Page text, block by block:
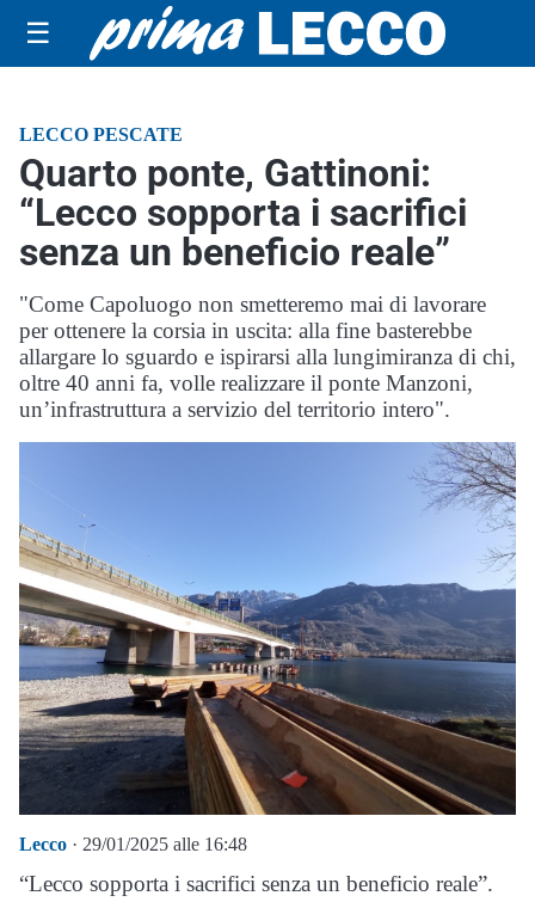
☰
LECCO PESCATE
Quarto ponte, Gattinoni:
“Lecco sopporta i sacrifici
senza un beneficio reale”
"Come Capoluogo non smetteremo mai di lavorare
per ottenere la corsia in uscita: alla fine basterebbe
allargare lo sguardo e ispirarsi alla lungimiranza di chi,
oltre 40 anni fa, volle realizzare il ponte Manzoni,
un’infrastruttura a servizio del territorio intero".
Lecco · 29/01/2025 alle 16:48
“Lecco sopporta i sacrifici senza un beneficio reale”.